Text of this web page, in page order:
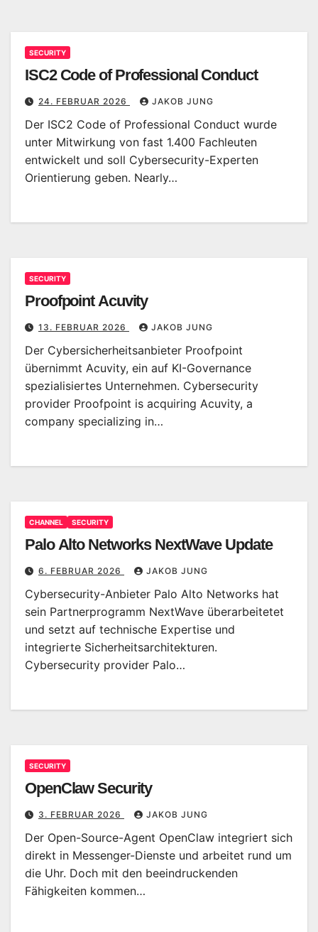
SECURITY
ISC2 Code of Professional Conduct
24. FEBRUAR 2026 JAKOB JUNG
Der ISC2 Code of Professional Conduct wurde
unter Mitwirkung von fast 1.400 Fachleuten
entwickelt und soll Cybersecurity-Experten
Orientierung geben. Nearly…
SECURITY
Proofpoint Acuvity
13. FEBRUAR 2026 JAKOB JUNG
Der Cybersicherheitsanbieter Proofpoint
übernimmt Acuvity, ein auf KI-Governance
spezialisiertes Unternehmen. Cybersecurity
provider Proofpoint is acquiring Acuvity, a
company specializing in…
CHANNEL SECURITY
Palo Alto Networks NextWave Update
6. FEBRUAR 2026 JAKOB JUNG
Cybersecurity-Anbieter Palo Alto Networks hat
sein Partnerprogramm NextWave überarbeitetet
und setzt auf technische Expertise und
integrierte Sicherheitsarchitekturen.
Cybersecurity provider Palo…
SECURITY
OpenClaw Security
3. FEBRUAR 2026 JAKOB JUNG
Der Open-Source-Agent OpenClaw integriert sich
direkt in Messenger-Dienste und arbeitet rund um
die Uhr. Doch mit den beeindruckenden
Fähigkeiten kommen…